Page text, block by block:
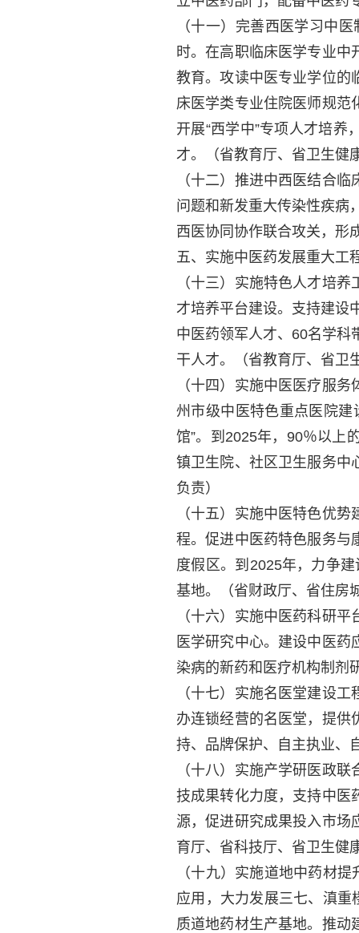
（十一）完善西医学习中医
时。在高职临床医学专业中
教育。攻读中医专业学位的
床医学类专业住院医师规范
开展“西学中”专项人才培
才。
（省教育厅、省卫生
（十二）推进中西医结合临
问题和新发重大传染性疾病
西医协同协作联合攻关，形
五、实施中医药发展重大工
（十三）实施特色人才培养
才培养平台建设。支持建设
中医药领军人才、60名学科
干人才。
（省教育厅、省
（十四）实施中医医疗服务
州市级中医特色重点医院
馆”。到2025年，90％以上
镇卫生院、社区卫生服务中
负责）
（十五）实施中医特色优势
程。促进中医药特色服务与
度假区。到2025年，力争
基地。
（省财政厅、省住
（十六）实施中医药科研平
医学研究中心。建设中医
染病的新药和医疗机构制剂
（十七）实施名医堂建设工
办连锁经营的名医堂，提供
持、品牌保护、自主执业、
（十八）实施产学研医政联
技成果转化力度，支持中医
源，促进研究成果投入市场
育厅、省科技厅、省卫生健
（十九）实施道地中药材提
应用，大力发展三七、滇重
质道地药材生产基地。推动